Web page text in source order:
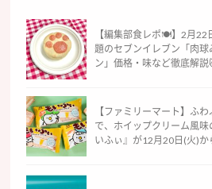
【編集部食レポ🍽️】2月22
題のセブンイレブン「肉
ン」価格・味など徹底解
【ファミリーマート】ふ
で、ホイップクリーム風
いふぃ』が12月20日(火)か